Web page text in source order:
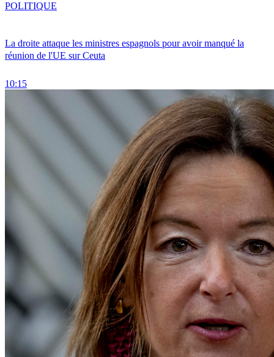
La droite attaque les ministres espagnols pour avoir manqué la
réunion de l'UE sur Ceuta
10:15
POLITIQUE